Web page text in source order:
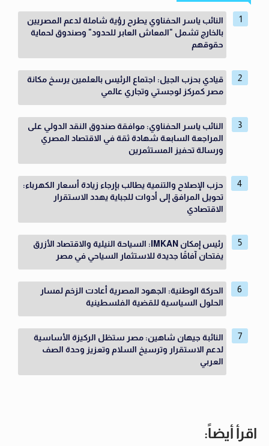
النائب ياسر الحفناوي يطرح رؤية شاملة لدعم المصريين
بالخارج تشمل "المعاش العابر للحدود" وصندوق لحماية
حقوقهم
قيادي بحزب الجيل: اجتماع الرئيس بالعلمين يرسخ مكانة
مصر كمركز لوجستي وتجاري عالمي
النائب ياسر الحفناوي: موافقة صندوق النقد الدولي على
المراجعة السابعة شهادة ثقة في الاقتصاد المصري
ورسالة تحفيز المستثمرين
حزب الإصلاح والتنمية يطالب بإرجاء زيادة أسعار الكهرباء:
تحويل المرافق إلى أدوات للجباية يهدد الاستقرار
الاقتصادي
رئيس إمكان IMKAN: السياحة النيلية والاقتصاد الأزرق
يفتحان آفاقًا جديدة للاستثمار السياحي في مصر
الحركة الوطنية: الجهود المصرية أعادت الزخم لمسار
الحلول السياسية للقضية الفلسطينية
النائبة جيهان شاهين: مصر ستظل الركيزة الأساسية
لدعم الاستقرار وترسيخ السلام وتعزيز وحدة الصف
العربي
اقرأ أيضاً: